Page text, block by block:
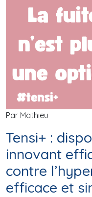
Par Mathieu
Tensi+ :
innovant
contre
efficace et